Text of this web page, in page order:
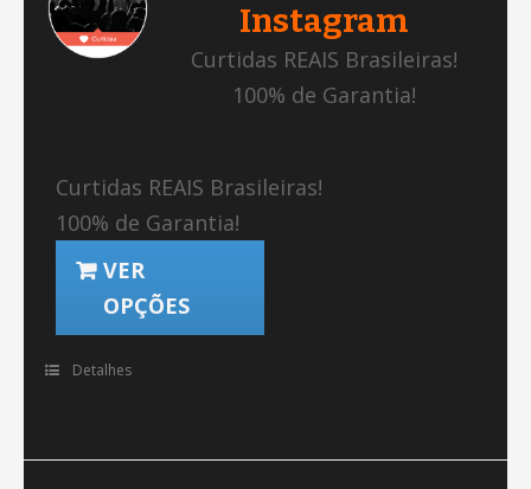
Instagram
Curtidas REAIS Brasileiras!
100% de Garantia!
Curtidas REAIS Brasileiras!
100% de Garantia!
VER
OPÇÕES
Detalhes